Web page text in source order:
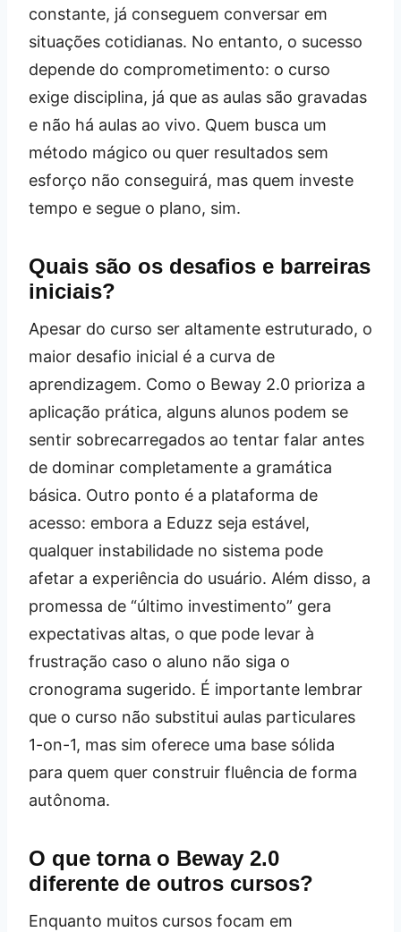
constante, já conseguem conversar em
situações cotidianas. No entanto, o sucesso
depende do comprometimento: o curso
exige disciplina, já que as aulas são gravadas
e não há aulas ao vivo. Quem busca um
método mágico ou quer resultados sem
esforço não conseguirá, mas quem investe
tempo e segue o plano, sim.
Quais são os desafios e barreiras
iniciais?
Apesar do curso ser altamente estruturado, o
maior desafio inicial é a curva de
aprendizagem. Como o Beway 2.0 prioriza a
aplicação prática, alguns alunos podem se
sentir sobrecarregados ao tentar falar antes
de dominar completamente a gramática
básica. Outro ponto é a plataforma de
acesso: embora a Eduzz seja estável,
qualquer instabilidade no sistema pode
afetar a experiência do usuário. Além disso, a
promessa de “último investimento” gera
expectativas altas, o que pode levar à
frustração caso o aluno não siga o
cronograma sugerido. É importante lembrar
que o curso não substitui aulas particulares
1-on-1, mas sim oferece uma base sólida
para quem quer construir fluência de forma
autônoma.
O que torna o Beway 2.0
diferente de outros cursos?
Enquanto muitos cursos focam em